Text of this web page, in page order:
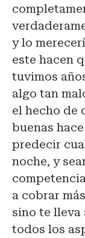
y lo
este hacen
tuvimos
algo tan
el hecho de
buenas
predecir
noche, y
a cobrar
sino te lleva
todos los